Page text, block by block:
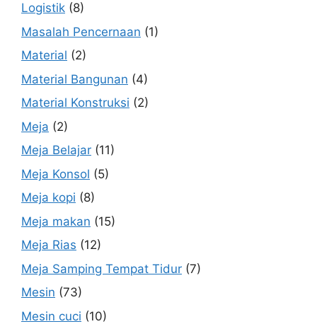
Logistik (8)
Masalah Pencernaan (1)
Material (2)
Material Bangunan (4)
Material Konstruksi (2)
Meja (2)
Meja Belajar (11)
Meja Konsol (5)
Meja kopi (8)
Meja makan (15)
Meja Rias (12)
Meja Samping Tempat Tidur (7)
Mesin (73)
Mesin cuci (10)